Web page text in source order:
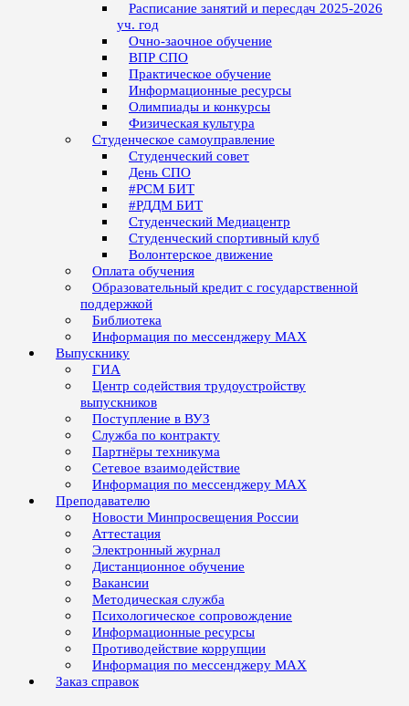
Расписание занятий и пересдач 2025-2026
уч. год
Очно-заочное обучение
ВПР СПО
Практическое обучение
Информационные ресурсы
Олимпиады и конкурсы
Физическая культура
Студенческое самоуправление
Студенческий совет
День СПО
#РСМ БИТ
#РДДМ БИТ
Студенческий Медиацентр
Студенческий спортивный клуб
Волонтерское движение
Оплата обучения
Образовательный кредит с государственной
поддержкой
Библиотека
Информация по мессенджеру MAX
Выпускнику
ГИА
Центр содействия трудоустройству
выпускников
Поступление в ВУЗ
Служба по контракту
Партнёры техникума
Сетевое взаимодействие
Информация по мессенджеру MAX
Преподавателю
Новости Минпросвещения России
Аттестация
Электронный журнал
Дистанционное обучение
Вакансии
Методическая служба
Психологическое сопровождение
Информационные ресурсы
Противодействие коррупции
Информация по мессенджеру MAX
Заказ справок